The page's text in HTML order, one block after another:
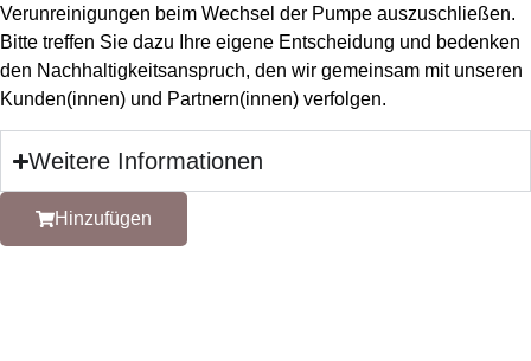
Verunreinigungen beim Wechsel der Pumpe auszuschließen.
Bitte treffen Sie dazu Ihre eigene Entscheidung und bedenken
den Nachhaltigkeitsanspruch, den wir gemeinsam mit unseren
Kunden(innen) und Partnern(innen) verfolgen.
Weitere Informationen
Hinzufügen